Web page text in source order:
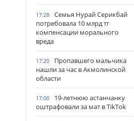
17:28
Семья Нурай Серикбай
потребовала 10 млрд тг
компенсации морального
вреда
17:20
Пропавшего мальчика
нашли за час в Акмолинской
области
17:00
19-летнюю астанчанку
оштрафовали за мат в TikTok